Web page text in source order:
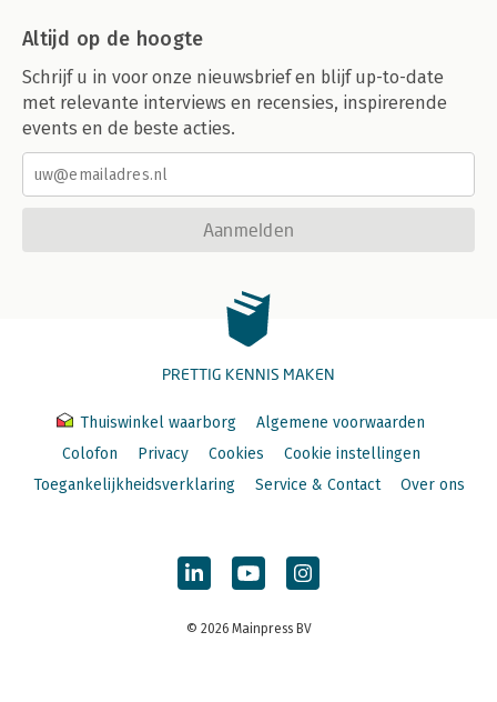
Altijd op de hoogte
Schrijf u in voor onze nieuwsbrief en blijf up-to-date
met relevante interviews en recensies, inspirerende
events en de beste acties.
Aanmelden
PRETTIG KENNIS MAKEN
Thuiswinkel waarborg
Algemene voorwaarden
Colofon
Privacy Cookies
Cookie instellingen
Toegankelijkheidsverklaring
Service & Contact Over ons
© 2026 Mainpress BV